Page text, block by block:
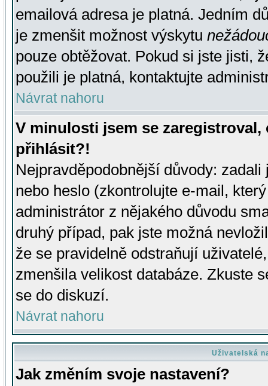
emailová adresa je platná. Jedním
je zmenšit možnost výskytu
pouze obtěžovat. Pokud si jste jisti,
použili je platná, kontaktujte
Návrat nahoru
V minulosti jsem se
přihlásit?!
Nejpravděpodobnější důvody:
nebo heslo (zkontrolujte e-mail,
administrátor z nějakého důvodu
druhý případ, pak jste možná
že se pravidelně odstraňují
zmenšila velikost databáze. Zkuste
se do diskuzí.
Návrat nahoru
Uživatelská
Jak změním svoje nastavení?